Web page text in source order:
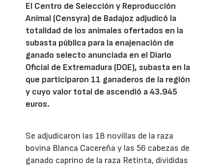
El Centro de Selección y Reproducción
Animal (Censyra) de Badajoz adjudicó la
totalidad de los animales ofertados en la
subasta pública para la enajenación de
ganado selecto anunciada en el Diario
Oficial de Extremadura (DOE), subasta en la
que participaron 11 ganaderos de la región
y cuyo valor total de ascendió a 43.945
euros.
Se adjudicaron las 18 novillas de la raza
bovina Blanca Cacereña y las 56 cabezas de
ganado caprino de la raza Retinta, divididas